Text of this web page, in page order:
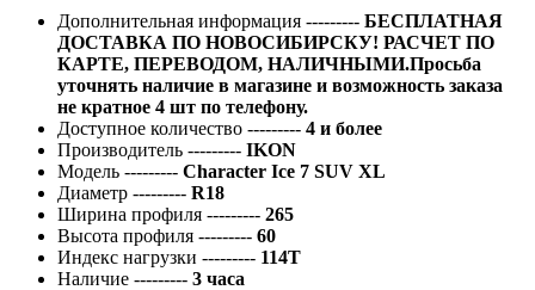
Дополнительная информация --------- БЕСПЛАТНАЯ
ДОСТАВКА ПО НОВОСИБИРСКУ! РАСЧЕТ ПО
КАРТЕ, ПЕРЕВОДОМ, НАЛИЧНЫМИ.Просьба
уточнять наличие в магазине и возможность заказа
не кратное 4 шт по телефону.
Доступное количество --------- 4 и более
Производитель --------- IKON
Модель --------- Character Ice 7 SUV XL
Диаметр --------- R18
Ширина профиля --------- 265
Высота профиля --------- 60
Индекс нагрузки --------- 114T
Наличие --------- 3 часа